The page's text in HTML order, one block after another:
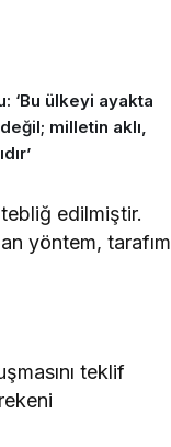
‘Bu ülkeyi ayakta
milletin aklı,
edilmiştir.
yöntem, tarafım
teklif